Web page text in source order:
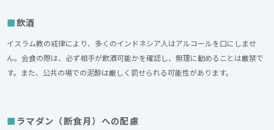
飲酒
イスラム教の戒律により、多くのインドネシア人はアルコールを口にしませ
ん。会食の際は、必ず相手が飲酒可能かを確認し、無理に勧めることは厳禁で
す。また、公共の場での泥酔は厳しく罰せられる可能性があります。
ラマダン（断食月）への配慮